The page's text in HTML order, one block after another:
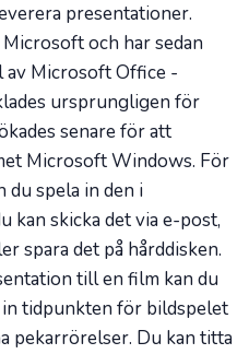
presentationer.
och har sedan
av Microsoft Office -
ursprungligen för
senare för att
Microsoft Windows. För
du spela in den i
kan skicka det via e-post,
spara det på hårddisken.
till en film kan du
tidpunkten för bildspelet
pekarrörelser. Du kan titta